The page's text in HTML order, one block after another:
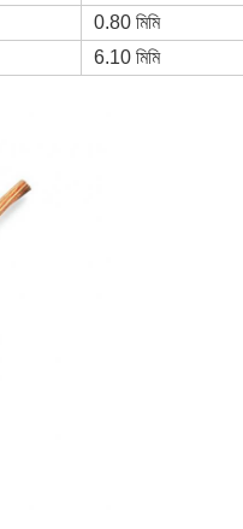
0.80 মিমি
6.10 মিমি